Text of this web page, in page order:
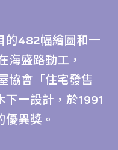
的482幅繪圖和一
海盛路動工，
協會「住宅發售
下一設計，於1991
異獎。